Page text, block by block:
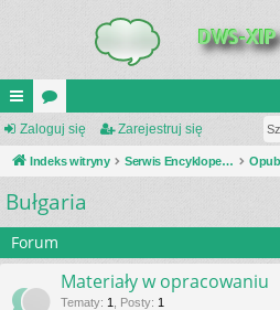
UI
C
K
_L
IN
K
or
a
Zaloguj się Zarejestruj się
Indeks witryny Serwis Encyklopedia Uzbrojenia
Bułgaria
Forum
Materiały w opracowaniu
Tematy: 1 Posty: 1